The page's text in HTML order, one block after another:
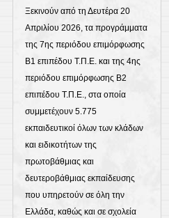
Ξεκινούν από τη Δευτέρα 20
Απριλίου 2026, τα προγράμματα
της 7ης περιόδου επιμόρφωσης
Β1 επιπέδου Τ.Π.Ε. και της 4ης
περιόδου επιμόρφωσης Β2
επιπέδου Τ.Π.Ε., στα οποία
συμμετέχουν 5.775
εκπαιδευτικοί όλων των κλάδων
και ειδικοτήτων της
πρωτοβάθμιας και
δευτεροβάθμιας εκπαίδευσης
που υπηρετούν σε όλη την
Ελλάδα, καθώς και σε σχολεία